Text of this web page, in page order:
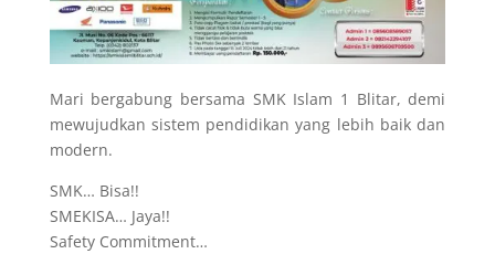
Mari bergabung bersama SMK Islam 1 Blitar, demi
mewujudkan sistem pendidikan yang lebih baik dan
modern.
SMK… Bisa!!
SMEKISA… Jaya!!
Safety Commitment…